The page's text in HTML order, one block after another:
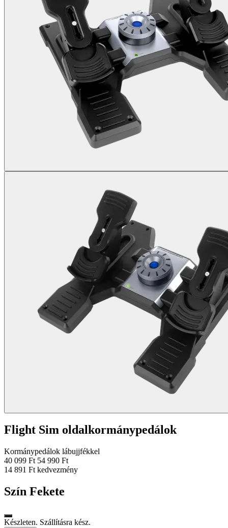
Flight Sim oldalkormánypedálok
Kormánypedálok lábujjfékkel
40 099 Ft 54 990 Ft
14 891 Ft kedvezmény
Szín Fekete
Készleten. Szállításra kész.